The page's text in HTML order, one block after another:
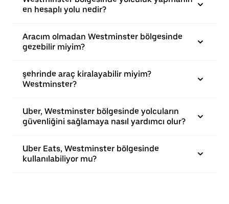
en hesaplı yolu nedir?
Aracım olmadan Westminster bölgesinde
gezebilir miyim?
şehrinde araç kiralayabilir miyim?
Westminster?
Uber, Westminster bölgesinde yolcuların
güvenliğini sağlamaya nasıl yardımcı olur?
Uber Eats, Westminster bölgesinde
kullanılabiliyor mu?